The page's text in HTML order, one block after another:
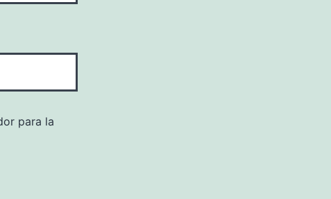
para la